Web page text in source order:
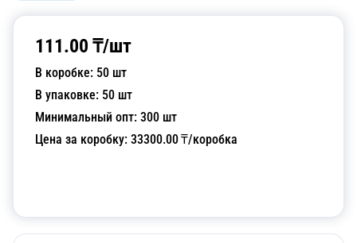
111.00 ₸/шт
В коробке: 50 шт
В упаковке: 50 шт
Минимальный опт: 300 шт
Цена за коробку: 33300.00₸/коробка